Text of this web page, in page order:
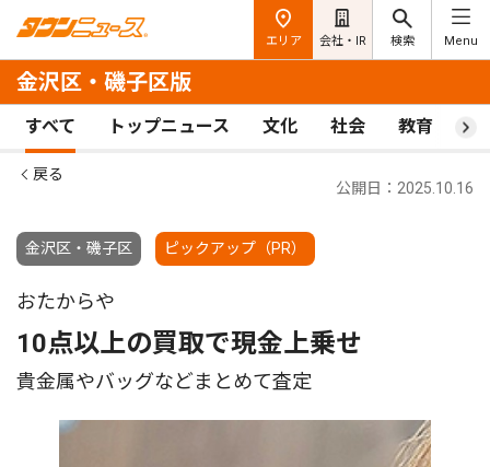
エリア 会社・IR 検索 Menu
金沢区・磯子区版
すべて トップニュース 文化 社会 教育 ス
戻る
金沢区・磯子区 ピックアップ（PR）
公開日：2025.10.16
おたからや
10点以上の買取で現金上乗せ
貴金属やバッグなどまとめて査定